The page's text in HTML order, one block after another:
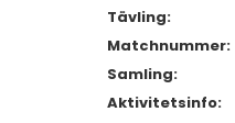
Tävling:
Matchnummer:
Samling:
Aktivitetsinfo: